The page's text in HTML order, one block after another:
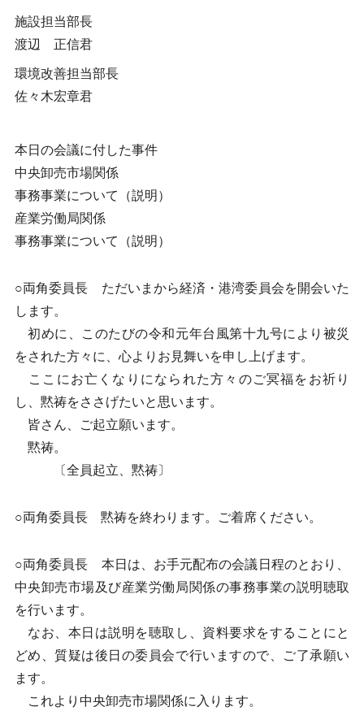
施設担当部長
渡辺 正信君
環境改善担当部長
佐々木宏章君
本日の会議に付した事件
中央卸売市場関係
事務事業について（説明）
産業労働局関係
事務事業について（説明）
○両角委員長 ただいまから経済・港湾委員会を開会いた
します。
初めに、このたびの令和元年台風第十九号により被災
をされた方々に、心よりお見舞いを申し上げます。
ここにお亡くなりになられた方々のご冥福をお祈り
し、黙祷をささげたいと思います。
皆さん、ご起立願います。
黙祷。
〔全員起立、黙祷〕
○両角委員長 黙祷を終わります。ご着席ください。
○両角委員長 本日は、お手元配布の会議日程のとおり、
中央卸売市場及び産業労働局関係の事務事業の説明聴取
を行います。
なお、本日は説明を聴取し、資料要求をすることにと
どめ、質疑は後日の委員会で行いますので、ご了承願い
ます。
これより中央卸売市場関係に入ります。